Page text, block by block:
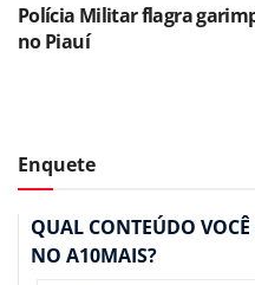
Polícia Militar flagra
no Piauí
Enquete
QUAL CONTEÚDO
NO A10MAIS?